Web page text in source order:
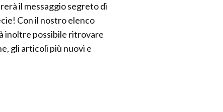
il messaggio segreto di
Con il nostro elenco
inoltre possibile ritrovare
gli articoli più nuovi e